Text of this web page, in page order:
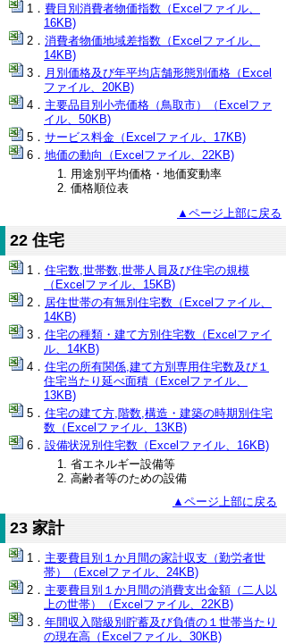
費目別消費者物価指数（Excelファイル、
16KB)
消費者物価地域差指数（Excelファイル、
14KB)
月別価格及び年平均店舗形態別価格（Excel
ファイル、20KB)
主要品目別小売価格（鳥取市）（Excelファ
イル、50KB)
サービス料金（Excelファイル、17KB)
地価の動向（Excelファイル、22KB)
用途別平均価格・地価変動率
価格順位表
▲ページ上部に戻る
22 住宅
住宅数,世帯数,世帯人員及び住宅の規模
（Excelファイル、15KB)
居住世帯の有無別住宅数（Excelファイル、
14KB)
住宅の種類・建て方別住宅数（Excelファイ
ル、14KB)
住宅の所有関係,建て方別専用住宅数及び１
住宅当たり延べ面積（Excelファイル、
13KB)
住宅の建て方,階数,構造・建築の時期別住宅
数（Excelファイル、13KB)
設備状況別住宅数（Excelファイル、16KB)
省エネルギー設備等
高齢者等のための設備
▲ページ上部に戻る
23 家計
主要費目別１か月間の家計収支（勤労者世
帯）（Excelファイル、24KB)
主要費目別１か月間の消費支出金額（二人以
上の世帯）（Excelファイル、22KB)
年間収入階級別貯蓄及び負債の１世帯当たり
の現在高（Excelファイル、30KB)